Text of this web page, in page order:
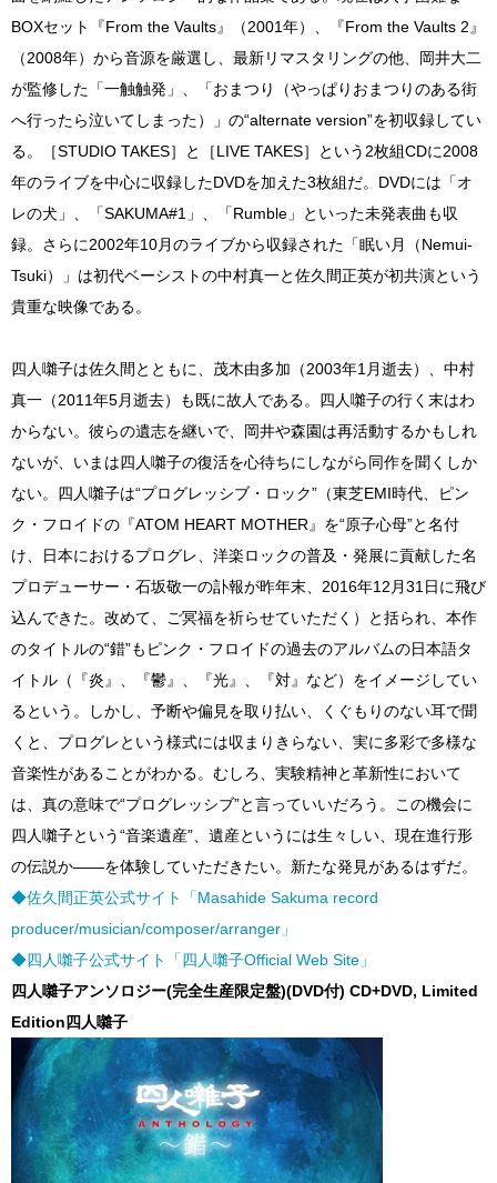
BOXセット『From the Vaults』（2001年）、『From the Vaults 2』
（2008年）から音源を厳選し、最新リマスタリングの他、岡井大二
が監修した「一触触発」、「おまつり（やっぱりおまつりのある街
へ行ったら泣いてしまった）」の“alternate version”を初収録してい
る。［STUDIO TAKES］と［LIVE TAKES］という2枚組CDに2008
年のライブを中心に収録したDVDを加えた3枚組だ。DVDには「オ
レの犬」、「SAKUMA#1」、「Rumble」といった未発表曲も収
録。さらに2002年10月のライブから収録された「眠い月（Nemui-
Tsuki）」は初代ベーシストの中村真一と佐久間正英が初共演という
貴重な映像である。
四人囃子は佐久間とともに、茂木由多加（2003年1月逝去）、中村
真一（2011年5月逝去）も既に故人である。四人囃子の行く末はわ
からない。彼らの遺志を継いで、岡井や森園は再活動するかもしれ
ないが、いまは四人囃子の復活を心待ちにしながら同作を聞くしか
ない。四人囃子は“プログレッシブ・ロック”（東芝EMI時代、ピン
ク・フロイドの『ATOM HEART MOTHER』を“原子心母”と名付
け、日本におけるプログレ、洋楽ロックの普及・発展に貢献した名
プロデューサー・石坂敬一の訃報が昨年末、2016年12月31日に飛び
込んできた。改めて、ご冥福を祈らせていただく）と括られ、本作
のタイトルの“錯”もピンク・フロイドの過去のアルバムの日本語タ
イトル（『炎』、『鬱』、『光』、『対』など）をイメージしてい
るという。しかし、予断や偏見を取り払い、くぐもりのない耳で聞
くと、プログレという様式には収まりきらない、実に多彩で多様な
音楽性があることがわかる。むしろ、実験精神と革新性において
は、真の意味で“プログレッシブ”と言っていいだろう。この機会に
四人囃子という“音楽遺産”、遺産というには生々しい、現在進行形
の伝説か――を体験していただきたい。新たな発見があるはずだ。
◆佐久間正英公式サイト
「Masahide Sakuma record
producer/musician/composer/arranger」
◆四人囃子公式サイト「四人囃子Official Web Site」
四人囃子アンソロジー(完全生産限定盤)(DVD付) CD+DVD, Limited
Edition 四人囃子